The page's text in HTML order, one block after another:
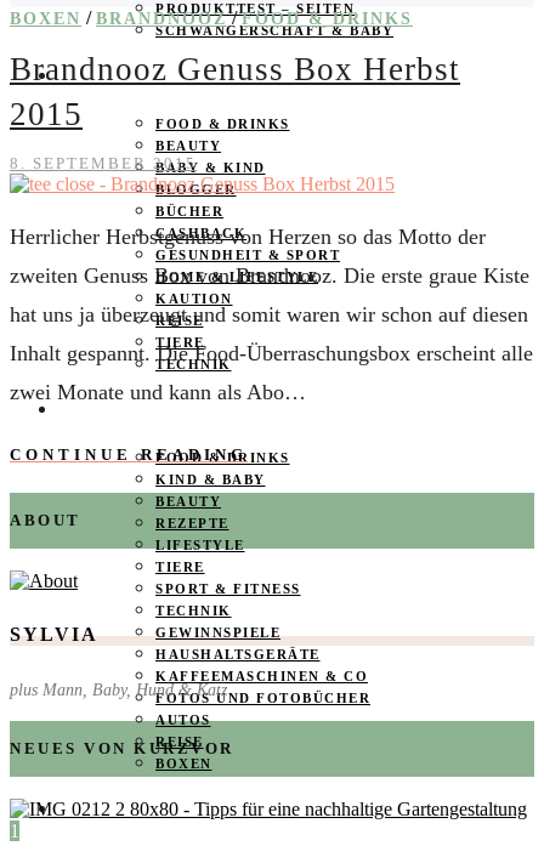
PRODUKTTEST – SEITEN
SCHWANGERSCHAFT & BABY
PRODUKTTESTER GESUCHT
FOOD & DRINKS
BEAUTY
BABY & KIND
BLOGGER
BÜCHER
CASHBACK
GESUNDHEIT & SPORT
HOME & LIFESTYLE
KAUTION
REISE
TIERE
TECHNIK
FOOD & DRINKS
KIND & BABY
BEAUTY
REZEPTE
LIFESTYLE
TIERE
SPORT & FITNESS
TECHNIK
GEWINNSPIELE
HAUSHALTSGERÄTE
KAFFEEMASCHINEN & CO
FOTOS UND FOTOBÜCHER
AUTOS
REISE
BOXEN
KIND & KEGEL
BOXEN / BRANDNOOZ / FOOD & DRINKS
Brandnooz Genuss Box Herbst
2015
8. SEPTEMBER 2015
Herrlicher Herbstgenuss von Herzen so das Motto der
zweiten Genuss Box von Brandnooz. Die erste graue Kiste
hat uns ja überzeugt und somit waren wir schon auf diesen
Inhalt gespannt. Die Food-Überraschungsbox erscheint alle
zwei Monate und kann als Abo…
CONTINUE READING
ABOUT
SYLVIA
plus Mann, Baby, Hund & Katz
NEUES VON KURZVOR
1